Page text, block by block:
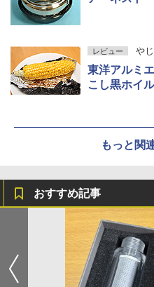
レビュー や
東洋アルミ
こし黒ホイル
もっと関
おすすめ記事